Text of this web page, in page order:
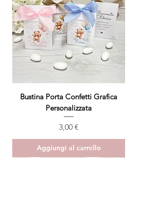
Bustina Porta Confetti Grafica
Personalizzata
Prezzo
3,00 €
Aggiungi al carrello